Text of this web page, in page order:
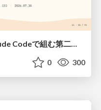
「寝てても仕事が進む」Claude Codeで組む第二の脳
0 300